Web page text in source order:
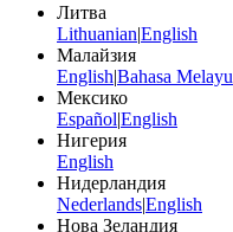
Литва
Lithuanian|English
Малайзия
English|Bahasa Melayu
Мексико
Español|English
Нигерия
English
Нидерландия
Nederlands|English
Нова Зеландия